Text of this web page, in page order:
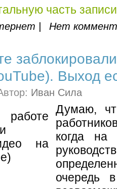
часть
Нет
Выход
Иван Сила
Думаю,
когда на
очередь